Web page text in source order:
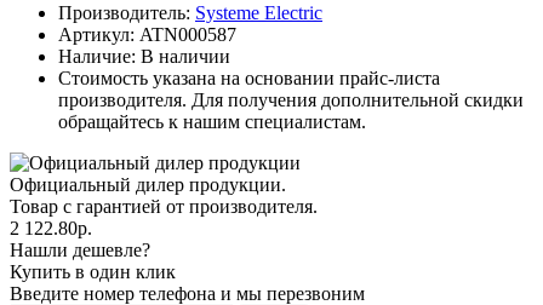
Производитель: Systeme Electric
Артикул: ATN000587
Наличие: В наличии
Стоимость указана на основании прайс-листа
производителя. Для получения дополнительной скидки
обращайтесь к нашим специалистам.
Официальный дилер продукции.
Товар с гарантией от производителя.
2 122.80р.
Нашли дешевле?
Купить в один клик
Введите номер телефона и мы перезвоним